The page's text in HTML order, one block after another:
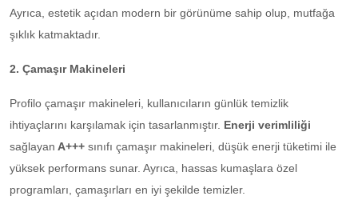
Ayrıca, estetik açıdan modern bir görünüme sahip olup, mutfağa
şıklık katmaktadır.
2. Çamaşır Makineleri
Profilo çamaşır makineleri, kullanıcıların günlük temizlik
ihtiyaçlarını karşılamak için tasarlanmıştır. Enerji verimliliği
sağlayan A+++ sınıfı çamaşır makineleri, düşük enerji tüketimi ile
yüksek performans sunar. Ayrıca, hassas kumaşlara özel
programları, çamaşırları en iyi şekilde temizler.